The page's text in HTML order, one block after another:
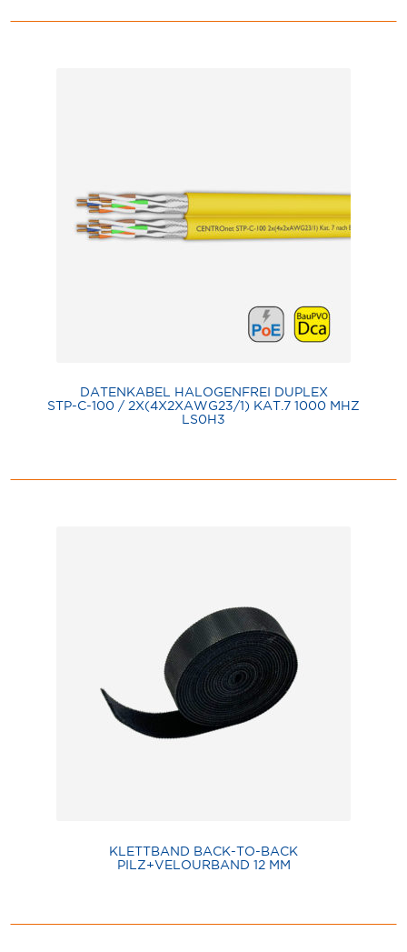
DATENKABEL HALOGENFREI DUPLEX
STP-C-100 / 2X(4X2XAWG23/1) KAT.7 1000 MHZ
LS0H3
KLETTBAND BACK-TO-BACK
PILZ+VELOURBAND 12 MM